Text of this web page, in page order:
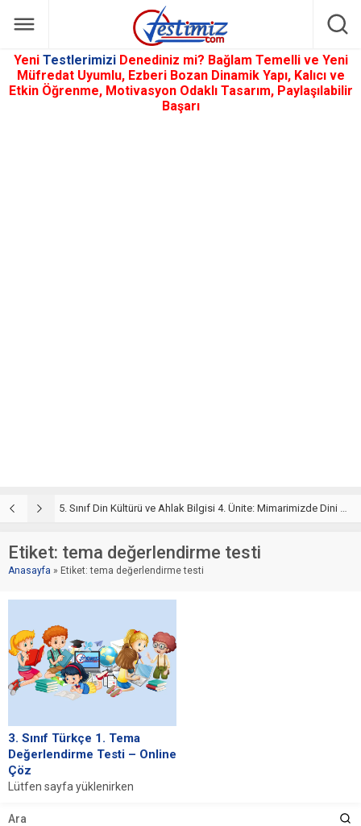
Yeni Testlerimizi Denediniz mi? Bağlam Temelli ve Yeni
Müfredat Uyumlu, Ezberi Bozan Dinamik Yapı, Kalıcı ve
Etkin Öğrenme, Motivasyon Odaklı Tasarım, Paylaşılabilir
Başarı
5. Sınıf Mimarimizde Dini Motifler Ünite Testi – Online Çöz
Etiket: tema değerlendirme testi
Anasayfa » Etiket: tema değerlendirme testi
3. Sınıf Türkçe 1. Tema
Değerlendirme Testi – Online
Çöz
Lütfen sayfa yüklenirken
javascript desteğinin etkin